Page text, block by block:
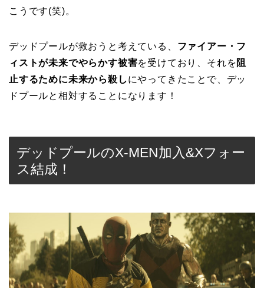
こうです(笑)。
デッドプールが救おうと考えている、 ファイアー・フ
ィストが未来でやらかす被害を受けており、それを阻
止するために未来から殺し にやってきたことで、デッ
ドプールと相対することになります！
デッドプールのX-MEN加入&Xフォー
ス結成！